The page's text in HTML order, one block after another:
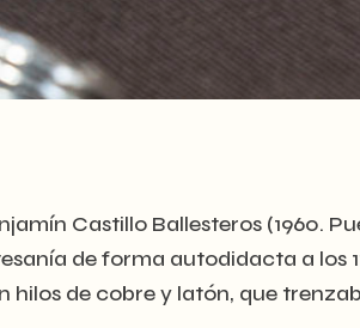
Castillo Ballesteros (1960.
de forma autodidacta a los
hilos de cobre y latón, que